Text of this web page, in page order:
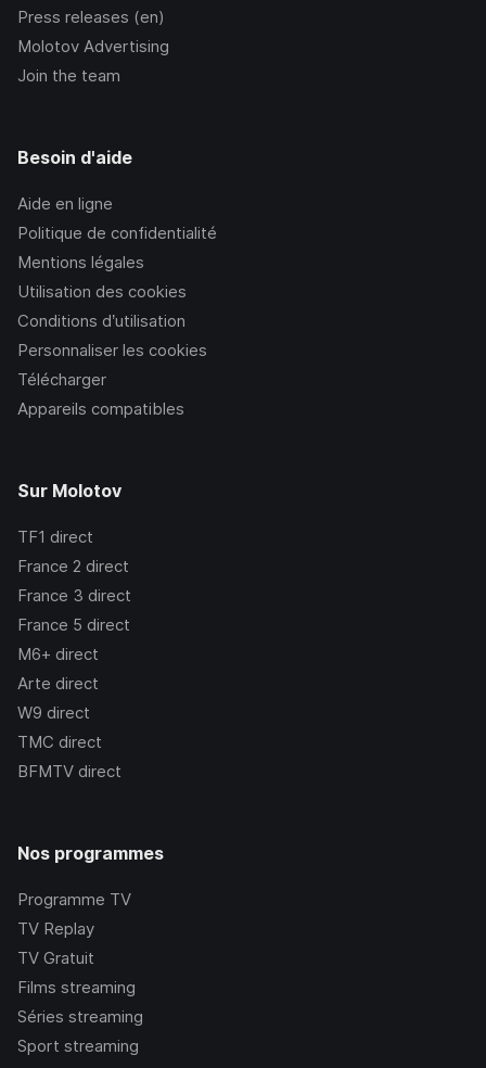
Press releases (en)
Molotov Advertising
Join the team
Besoin d'aide
Aide en ligne
Politique de confidentialité
Mentions légales
Utilisation des cookies
Conditions d’utilisation
Personnaliser les cookies
Télécharger
Appareils compatibles
Sur Molotov
TF1 direct
France 2 direct
France 3 direct
France 5 direct
M6+ direct
Arte direct
W9 direct
TMC direct
BFMTV direct
Nos programmes
Programme TV
TV Replay
TV Gratuit
Films streaming
Séries streaming
Sport streaming